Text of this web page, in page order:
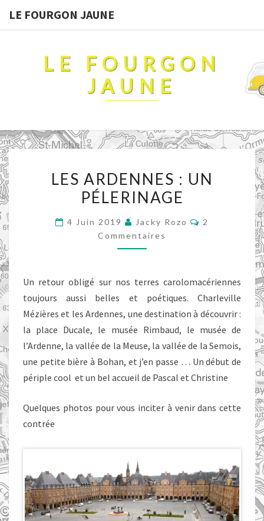
LE FOURGON JAUNE
LE FOURGON
JAUNE
ARDENNES
PÉLERINAGE
LES ARDENNES : UN
PÉLERINAGE
4 Juin 2019 Jacky Rozo
2
Commentaires
Un retour obligé sur nos terres carolomacériennes
toujours aussi belles et poétiques. Charleville
Mézières et les Ardennes, une destination à découvrir :
la place Ducale, le musée Rimbaud, le musée de
l’Ardenne, la vallée de la Meuse, la vallée de la Semois,
une petite bière à Bohan, et j’en passe … Un début de
périple cool et un bel accueil de Pascal et Christine
Quelques photos pour vous inciter à venir dans cette
contrée